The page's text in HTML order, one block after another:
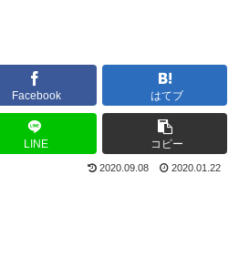
Facebook はてブ
LINE コピー
2020.09.08 2020.01.22